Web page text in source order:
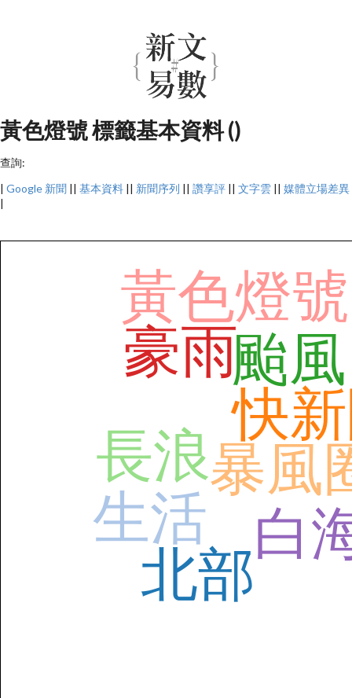
黃色燈號 標籤基本資料 ()
查詢:
| Google 新聞 || 基本資料 || 新聞序列 || 讚享評 || 文字雲 || 媒體立場差異
|
北部
生活
快
暴風
颱風
長浪
豪雨
黃色燈號
白